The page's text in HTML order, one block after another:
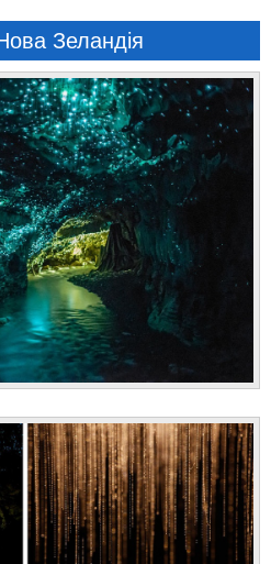
Зеландія